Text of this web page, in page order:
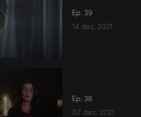
Ep. 39
14 dez. 2021
Ep. 38
07 dez. 2021